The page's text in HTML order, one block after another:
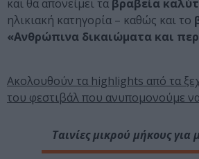
και θα απονείμει τα βραβεία
ηλικιακή κατηγορία – καθώς και το
«Ανθρώπινα δικαιώματα και
Ακολουθούν τα highlights από τα
του φεστιβάλ που ανυπομονούμε
Ταινίες μικρού μήκους για